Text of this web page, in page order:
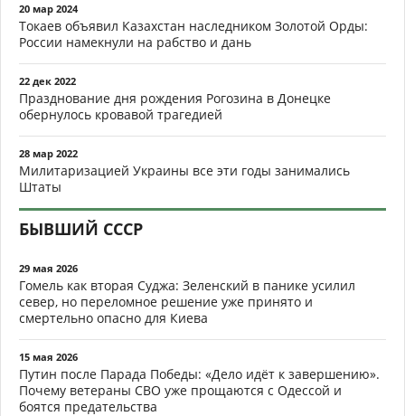
20 мар 2024
Токаев объявил Казахстан наследником Золотой Орды:
России намекнули на рабство и дань
22 дек 2022
Празднование дня рождения Рогозина в Донецке
обернулось кровавой трагедией
28 мар 2022
Милитаризацией Украины все эти годы занимались
Штаты
БЫВШИЙ СССР
29 мая 2026
Гомель как вторая Суджа: Зеленский в панике усилил
север, но переломное решение уже принято и
смертельно опасно для Киева
15 мая 2026
Путин после Парада Победы: «Дело идёт к завершению».
Почему ветераны СВО уже прощаются с Одессой и
боятся предательства